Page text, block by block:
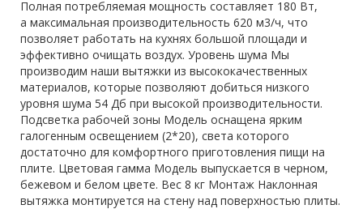
Полная потребляемая мощность составляет 180 Вт,
а максимальная производительность 620 м3/ч, что
позволяет работать на кухнях большой площади и
эффективно очищать воздух. Уровень шума Мы
производим наши вытяжки из высококачественных
материалов, которые позволяют добиться низкого
уровня шума 54 Дб при высокой производительности.
Подсветка рабочей зоны Модель оснащена ярким
галогенным освещением (2*20), света которого
достаточно для комфортного приготовления пищи на
плите. Цветовая гамма Модель выпускается в черном,
бежевом и белом цвете. Вес 8 кг Монтаж Наклонная
вытяжка монтируется на стену над поверхностью плиты.